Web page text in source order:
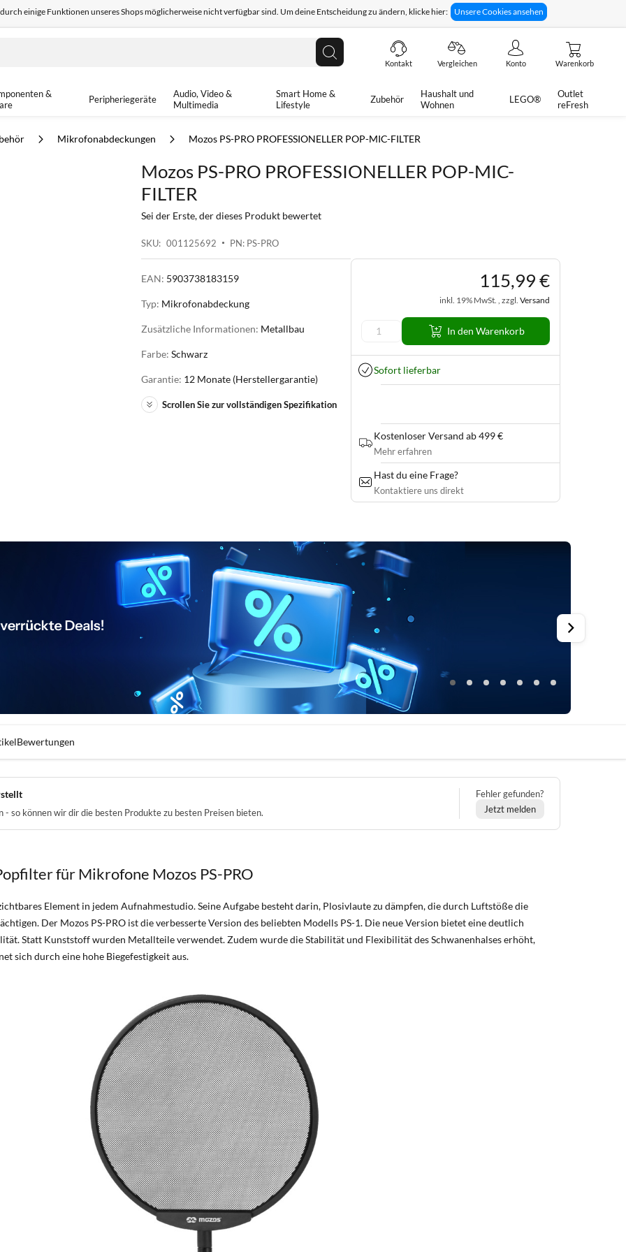
einige Funktionen unseres Shops möglicherweise nicht verfügbar sind. Um deine Entscheidung zu ändern, klicke hier: Unsere Cookies ansehen
14-tägiges Rückgaberecht Technische Unterstützung
Suche
Kontakt Vergleichen Konto Warenkorb
&
Peripheriegeräte
Audio, Video &
Multimedia
Smart Home &
Lifestyle
Zubehör
Haushalt und
Wohnen
LEGO®
Outlet
reFresh
Mikrofonabdeckungen Mozos PS-PRO PROFESSIONELLER POP-MIC-FILTER
Mozos PS-PRO PROFESSIONELLER POP-MIC-
FILTER
SKU 001125692 PN: PS-PRO
Sei der Erste, der dieses Produkt bewertet
EAN: 5903738183159
Typ: Mikrofonabdeckung
Zusätzliche Informationen: Metallbau
Farbe: Schwarz
Garantie: 12 Monate (Herstellergarantie)
Scrollen Sie zur vollständigen Spezifikation
115,99€
inkl. 19% MwSt. , zzgl. Versand
In den Warenkorb
Sofort lieferbar
Kostenloser Versand ab 499 €
Mehr erfahren
Hast du eine Frage?
Kontaktiere uns direkt
Bewertungen
so können wir dir die besten Produkte zu besten Preisen bieten.
Fehler gefunden?
Jetzt melden
für Mikrofone Mozos PS-PRO
Element in jedem Aufnahmestudio. Seine Aufgabe besteht darin, Plosivlaute zu dämpfen, die durch Luftstöße die
Der Mozos PS-PRO ist die verbesserte Version des beliebten Modells PS-1. Die neue Version bietet eine deutlich
Statt Kunststoff wurden Metallteile verwendet. Zudem wurde die Stabilität und Flexibilität des Schwanenhalses erhöht,
sich durch eine hohe Biegefestigkeit aus.